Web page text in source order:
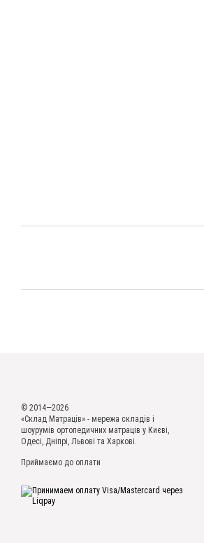
© 2014—2026
«Склад Матраців» - мережа складів і
шоурумів ортопедичних матраців у Києві,
Одесі, Дніпрі, Львові та Харкові.
Приймаємо до оплати